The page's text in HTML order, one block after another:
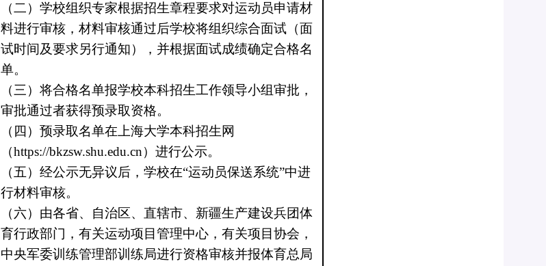
（二）学校组织专家根据招生章程要求对运动员申请材
料进行审核，材料审核通过后学校将组织综合面试（面
试时间及要求另行通知），并根据面试成绩确定合格名
单。
（三）将合格名单报学校本科招生工作领导小组审批，
审批通过者获得预录取资格。
（四）预录取名单在上海大学本科招生网
（https://bkzsw.shu.edu.cn）进行公示。
（五）经公示无异议后，学校在“运动员保送系统”中进
行材料审核。
（六）由各省、自治区、直辖市、新疆生产建设兵团体
育行政部门，有关运动项目管理中心，有关项目协会，
中央军委训练管理部训练局进行资格审核并报体育总局